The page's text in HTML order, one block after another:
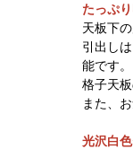
たっぷ
天板下
引出し
能です。
格子天
また、
光沢白